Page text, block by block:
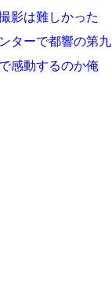
影は難しかった
ターで都響の第九
感動するのか俺